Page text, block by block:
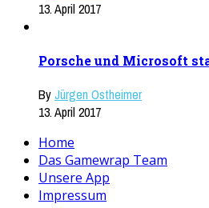
13. April 2017
Porsche und Microsoft
ByJürgen Ostheimer
13. April 2017
Home
Das Gamewrap Team
Unsere App
Impressum